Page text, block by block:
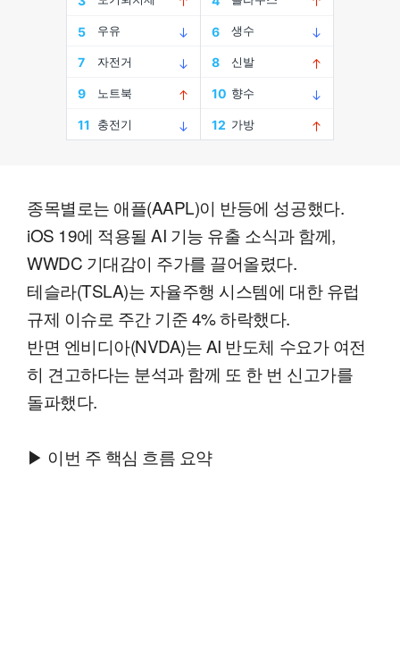
종목별로는 애플(AAPL)이 반등에 성공했다.
iOS 19에 적용될 AI 기능 유출 소식과 함께,
WWDC 기대감이 주가를 끌어올렸다.
테슬라(TSLA)는 자율주행 시스템에 대한 유럽
규제 이슈로 주간 기준 4% 하락했다.
반면 엔비디아(NVDA)는 AI 반도체 수요가 여전
히 견고하다는 분석과 함께 또 한 번 신고가를
돌파했다.
▶ 이번 주 핵심 흐름 요약